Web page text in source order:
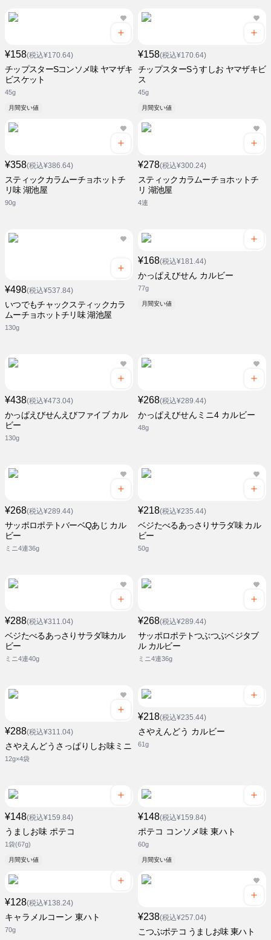
¥158(税込¥170.64)
チップスターSコンソメ味 ヤマザキ
ビスケット
45g
月間安い値
¥158(税込¥170.64)
チップスターSうすしお ヤマザキビ
ス
45g
月間安い値
¥358(税込¥386.64)
スティックカラムーチョホットチ
リ味 湖池屋
90g
¥278(税込¥300.24)
スティックカラムーチョホットチ
リ 湖池屋
4連
¥498(税込¥537.84)
いつでもチャックスティックカラ
ムーチョホットチリ味 湖池屋
130g
¥168(税込¥181.44)
かっぱえびせん カルビー
77g
月間安い値
¥438(税込¥473.04)
かっぱえびせんえびファイブ カル
ビー
130g
¥268(税込¥289.44)
かっぱえびせんミニ4 カルビー
48g
¥268(税込¥289.44)
サッポロポテトバーベQあじ カル
ビー
ミニ4連36g
¥218(税込¥235.44)
ベジたべるあっさりサラダ味 カル
ビー
50g
¥288(税込¥311.04)
ベジたべるあっさりサラダ味カル
ビー
ミニ4連40g
¥268(税込¥289.44)
サッポロポテトつぶつぶベジタブ
ル カルビー
ミニ4連36g
¥288(税込¥311.04)
さやえんどうさっぱりしお味ミニ
12g×4袋
¥218(税込¥235.44)
さやえんどう カルビー
61g
¥148(税込¥159.84)
うましお味 ポテコ
1袋(67g)
月間安い値
¥148(税込¥159.84)
ポテコ コンソメ味 東ハト
60g
月間安い値
¥128(税込¥138.24)
キャラメルコーン 東ハト
70g
¥238(税込¥257.04)
こつぶポテコ うましお味 東ハト